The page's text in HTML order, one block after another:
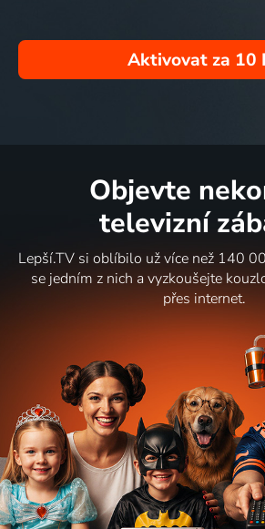
Aktivovat za 10
Objevte
televizní
Lepší.TV si oblíbilo už více než 140
se jedním z nich a vyzkoušejte
přes internet.